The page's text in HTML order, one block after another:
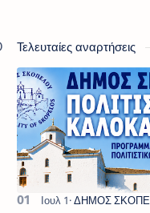
Τελευταίες αναρτήσεις